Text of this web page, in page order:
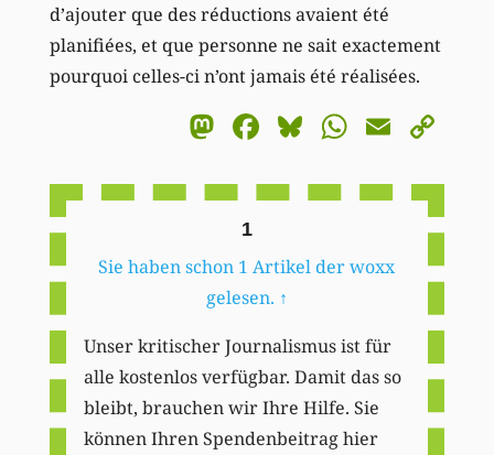
d’ajouter que des réductions avaient été
planifiées, et que personne ne sait exactement
pourquoi celles-ci n’ont jamais été réalisées.
Mastodon
Facebook
BlueskyEmail
1
Sie haben schon 1 Artikel der woxx
gelesen. ↑
Unser kritischer Journalismus ist für
alle kostenlos verfügbar. Damit das so
bleibt, brauchen wir Ihre Hilfe. Sie
können Ihren Spendenbeitrag hier